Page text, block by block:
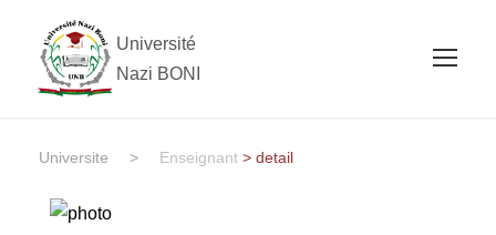
Université
Nazi BONI
Universite > Enseignant > detail